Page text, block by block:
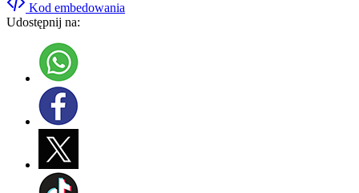
Kod embedowania
Udostępnij na: